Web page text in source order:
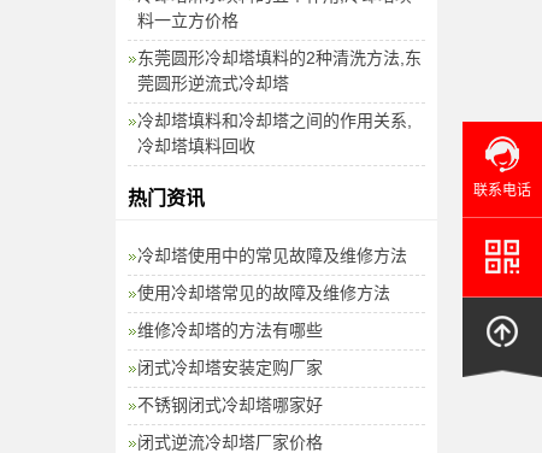
料一立方价格
东莞圆形冷却塔填料的2种清洗方法,东
莞圆形逆流式冷却塔
冷却塔填料和冷却塔之间的作用关系,
冷却塔填料回收
热门资讯
冷却塔使用中的常见故障及维修方法
使用冷却塔常见的故障及维修方法
维修冷却塔的方法有哪些
闭式冷却塔安装定购厂家
不锈钢闭式冷却塔哪家好
闭式逆流冷却塔厂家价格
联系电话